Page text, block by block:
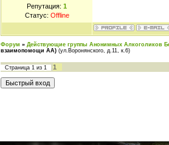
Репутация: 1
Статус: Offline
Форум » Действующие группы Анонимных Алкоголиков
взаимопомощи АА) (ул.Воронянского, д.11, к.6)
Страница 1 из 1
1